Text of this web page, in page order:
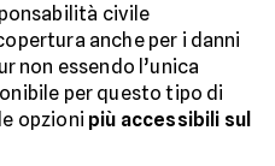
civile
anche per i danni
non essendo l’unica
per questo tipo di
opzioni più accessibili sul